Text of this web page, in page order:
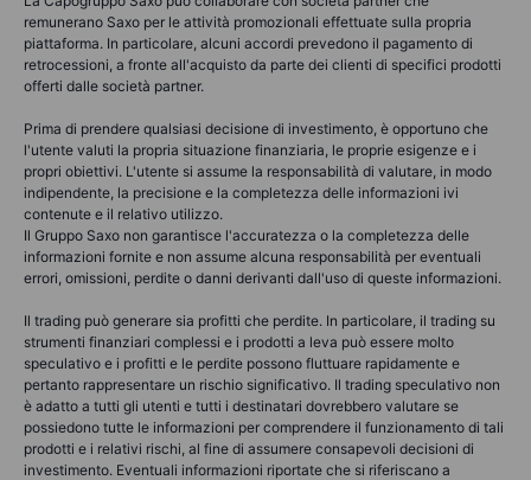
remunerano Saxo per le attività promozionali effettuate sulla propria
piattaforma. In particolare, alcuni accordi prevedono il pagamento di
retrocessioni, a fronte all'acquisto da parte dei clienti di specifici prodotti
offerti dalle società partner.
Prima di prendere qualsiasi decisione di investimento, è opportuno che
l'utente valuti la propria situazione finanziaria, le proprie esigenze e i
propri obiettivi. L'utente si assume la responsabilità di valutare, in modo
indipendente, la precisione e la completezza delle informazioni ivi
contenute e il relativo utilizzo.
Il Gruppo Saxo non garantisce l'accuratezza o la completezza delle
informazioni fornite e non assume alcuna responsabilità per eventuali
errori, omissioni, perdite o danni derivanti dall'uso di queste informazioni.
Il trading può generare sia profitti che perdite. In particolare, il trading su
strumenti finanziari complessi e i prodotti a leva può essere molto
speculativo e i profitti e le perdite possono fluttuare rapidamente e
pertanto rappresentare un rischio significativo. Il trading speculativo non
è adatto a tutti gli utenti e tutti i destinatari dovrebbero valutare se
possiedono tutte le informazioni per comprendere il funzionamento di tali
prodotti e i relativi rischi, al fine di assumere consapevoli decisioni di
investimento. Eventuali informazioni riportate che si riferiscano a